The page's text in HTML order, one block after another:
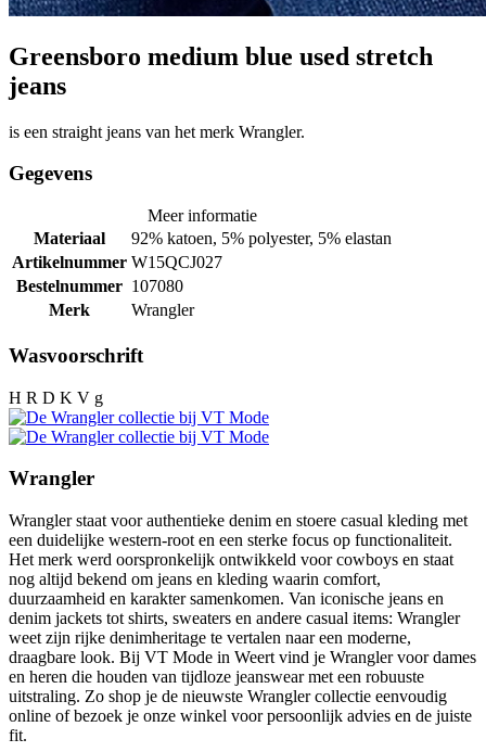
Greensboro medium blue used stretch
jeans
is een straight jeans van het merk Wrangler.
Gegevens
Meer informatie
Materiaal
92% katoen, 5% polyester, 5% elastan
Artikelnummer W15QCJ027
Bestelnummer 107080
Merk
Wrangler
Wasvoorschrift
H R D K V g
Wrangler
Wrangler staat voor authentieke denim en stoere casual kleding met
een duidelijke western-root en een sterke focus op functionaliteit.
Het merk werd oorspronkelijk ontwikkeld voor cowboys en staat
nog altijd bekend om jeans en kleding waarin comfort,
duurzaamheid en karakter samenkomen. Van iconische jeans en
denim jackets tot shirts, sweaters en andere casual items: Wrangler
weet zijn rijke denimheritage te vertalen naar een moderne,
draagbare look. Bij VT Mode in Weert vind je Wrangler voor dames
en heren die houden van tijdloze jeanswear met een robuuste
uitstraling. Zo shop je de nieuwste Wrangler collectie eenvoudig
online of bezoek je onze winkel voor persoonlijk advies en de juiste
fit.